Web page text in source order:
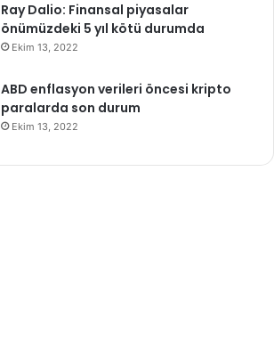
Ray Dalio: Finansal piyasalar
önümüzdeki 5 yıl kötü durumda
Ekim 13, 2022
ABD enflasyon verileri öncesi kripto
paralarda son durum
Ekim 13, 2022